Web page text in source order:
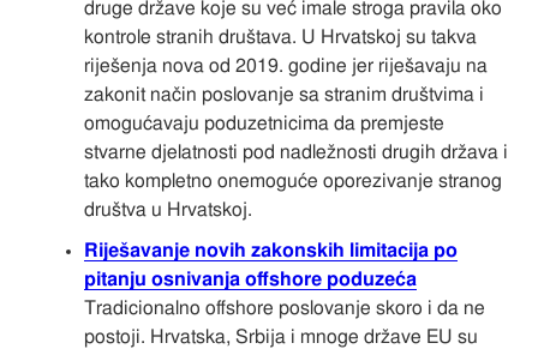
druge države koje su već imale stroga pravila oko
kontrole stranih društava. U Hrvatskoj su takva
riješenja nova od 2019. godine jer riješavaju na
zakonit način poslovanje sa stranim društvima i
omogućavaju poduzetnicima da premjeste
stvarne djelatnosti pod nadležnosti drugih država i
tako kompletno onemoguće oporezivanje stranog
društva u Hrvatskoj.
Riješavanje novih zakonskih limitacija po
pitanju osnivanja offshore poduzeća
Tradicionalno offshore poslovanje skoro i da ne
postoji. Hrvatska, Srbija i mnoge države EU su